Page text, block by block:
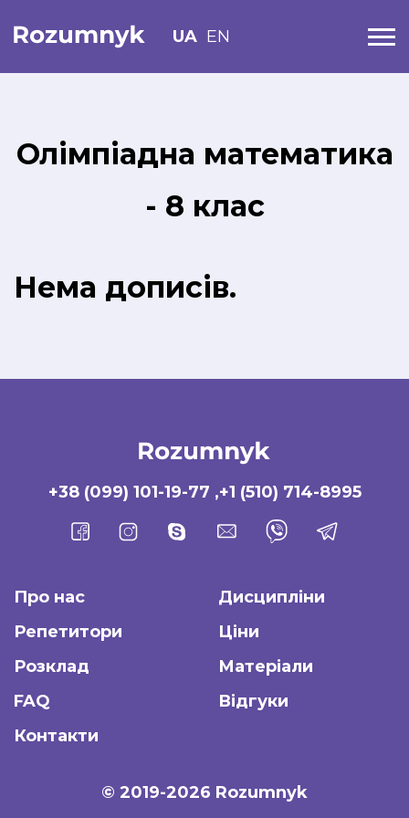
UA EN
Олімпіадна математика
- 8 клас
Нема дописів.
+38 (099) 101-19-77 ,+1 (510) 714-8995
Про нас
Дисципліни
Репетитори
Ціни
Розклад
Матеріали
FAQ
Відгуки
Контакти
© 2019-2026 Rozumnyk